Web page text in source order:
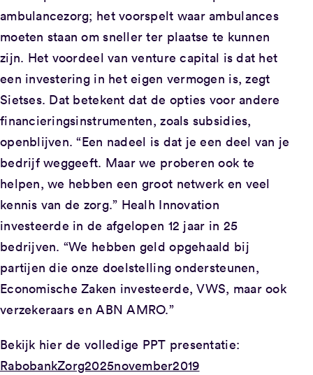
ambulancezorg; het voorspelt waar ambulances
moeten staan om sneller ter plaatse te kunnen
zijn. Het voordeel van venture capital is dat het
een investering in het eigen vermogen is, zegt
Sietses. Dat betekent dat de opties voor andere
financieringsinstrumenten, zoals subsidies,
openblijven. “Een nadeel is dat je een deel van je
bedrijf weggeeft. Maar we proberen ook te
helpen, we hebben een groot netwerk en veel
kennis van de zorg.” Healh Innovation
investeerde in de afgelopen 12 jaar in 25
bedrijven. “We hebben geld opgehaald bij
partijen die onze doelstelling ondersteunen,
Economische Zaken investeerde, VWS, maar ook
verzekeraars en ABN AMRO.”
Bekijk hier de volledige PPT presentatie:
RabobankZorg2025november2019